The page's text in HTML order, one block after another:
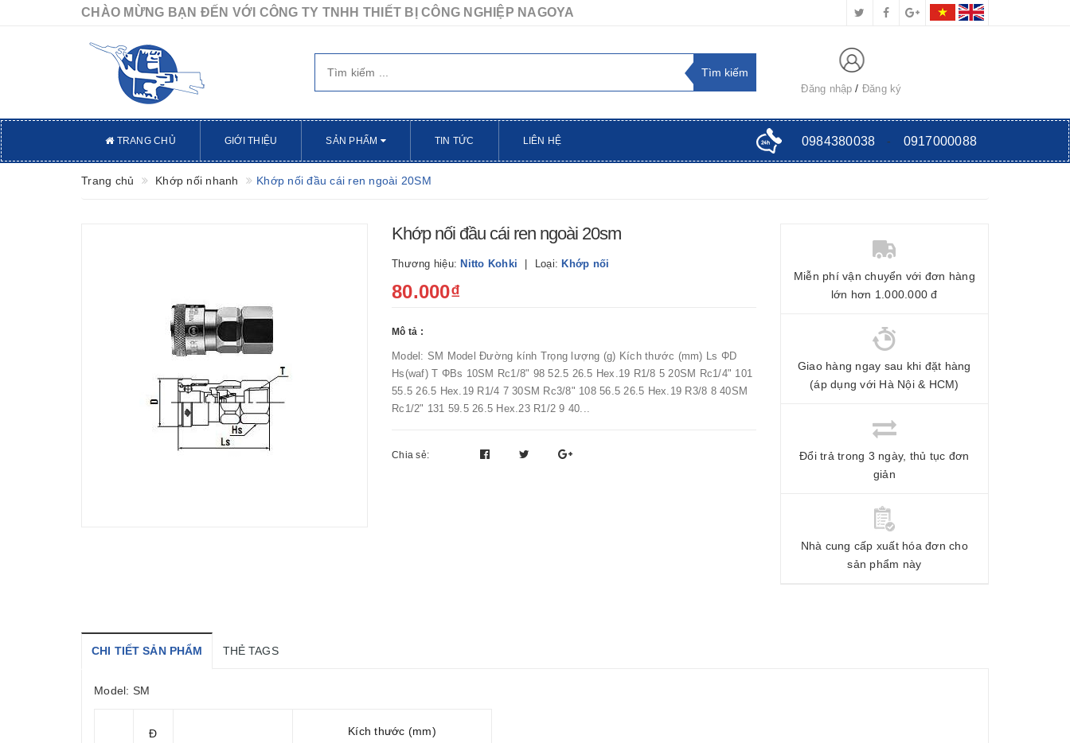
CHÀO MỪNG BẠN ĐẾN VỚI CÔNG TY TNHH THIẾT BỊ CÔNG NGHIỆP NAGOYA
Đăng nhập Đăng ký
TRANG CHỦ GIỚI THIỆU SẢN PHẨM TIN TỨC LIÊN HỆ 0984380038 - 0917000088
Trang chủ Khớp nối nhanh Khớp nối đầu cái ren ngoài 20SM
Khớp nối đầu cái ren ngoài 20sm
Thương hiệu: Nitto Kohki Loại: Khớp nối
80.000₫
Mô tả :
Model: SM Model Đường kính Trọng lượng (g) Kích thước (mm) Ls ΦD
Hs(waf) T ΦBs 10SM Rc1/8" 98 52.5 26.5 Hex.19 R1/8 5 20SM Rc1/4" 101
55.5 26.5 Hex.19 R1/4 7 30SM Rc3/8" 108 56.5 26.5 Hex.19 R3/8 8 40SM
Rc1/2" 131 59.5 26.5 Hex.23 R1/2 9 40...
Chia sẻ:
Miễn phí vận chuyển với đơn hàng
lớn hơn 1.000.000 đ
Giao hàng ngay sau khi đặt hàng
(áp dụng với Hà Nội & HCM)
Đổi trả trong 3 ngày, thủ tục đơn
giản
Nhà cung cấp xuất hóa đơn cho
sản phẩm này
CHI TIẾT SẢN PHẨM THẺ TAGS
Model: SM
Đ
Kích thước (mm)